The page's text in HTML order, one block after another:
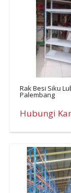
Rak Besi Siku
Palembang
Hubungi